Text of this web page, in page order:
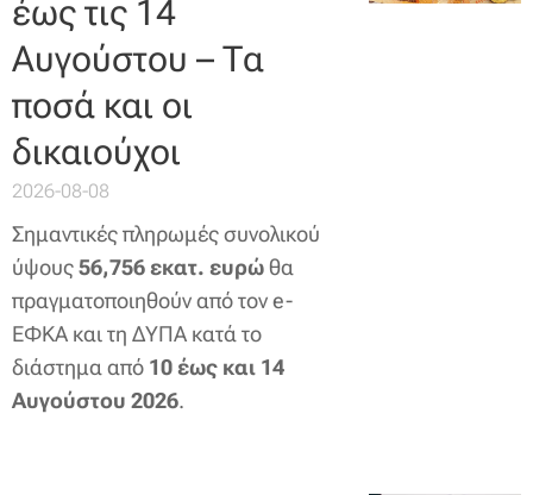
έως τις 14
Αυγούστου – Τα
ποσά και οι
δικαιούχοι
2026-08-08
Σημαντικές πληρωμές συνολικού
ύψους56,756 εκατ. ευρώθα
πραγματοποιηθούν από τον e-
ΕΦΚΑ και τη ΔΥΠΑ κατά το
διάστημα από 10 έως και 14
Αυγούστου 2026.